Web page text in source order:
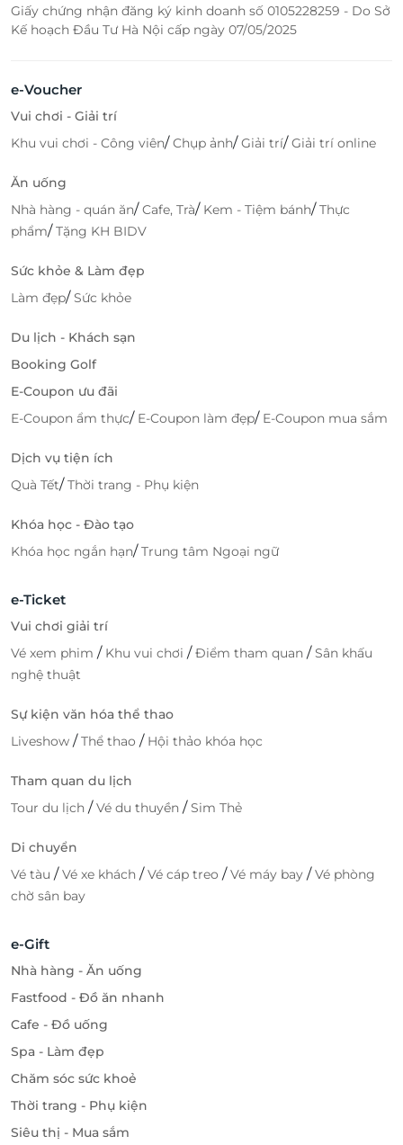
Giấy chứng nhận đăng ký kinh doanh số 0105228259 - Do Sở
Kế hoạch Đầu Tư Hà Nội cấp ngày 07/05/2025
e-Voucher
Vui chơi - Giải trí
Khu vui chơi - Công viên/Chụp ảnh/Giải trí/Giải trí online
Ăn uống
Nhà hàng - quán ăn/Cafe, Trà/ Kem - Tiệm bánh/Thực
phẩm/Tặng KH BIDV
Sức khỏe & Làm đẹp
Làm đẹp/Sức khỏe
Du lịch - Khách sạn
Booking Golf
E-Coupon ưu đãi
E-Coupon ẩm thực/ E-Coupon làm đẹp/ E-Coupon mua sắm
Dịch vụ tiện ích
Quà Tết/Thời trang - Phụ kiện
Khóa học - Đào tạo
Khóa học ngắn hạn/Trung tâm Ngoại ngữ
e-Ticket
Vui chơi giải trí
Vé xem phim / Khu vui chơi /Điểm tham quan /Sân khấu
nghệ thuật
Sự kiện văn hóa thể thao
Liveshow /Thể thao / Hội thảo khóa học
Tham quan du lịch
Tour du lịch /Vé du thuyền /Sim Thẻ
Di chuyển
Vé tàu /Vé xe khách /Vé cáp treo /Vé máy bay /Vé phòng
chờ sân bay
e-Gift
Nhà hàng - Ăn uống
Fastfood - Đồ ăn nhanh
Cafe - Đồ uống
Spa - Làm đẹp
Chăm sóc sức khoẻ
Thời trang - Phụ kiện
Siêu thị - Mua sắm